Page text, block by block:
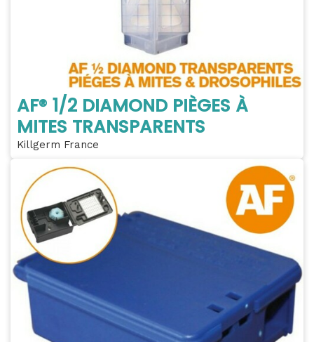
AF® 1/2 DIAMOND PIÈGES À
MITES TRANSPARENTS
Killgerm France